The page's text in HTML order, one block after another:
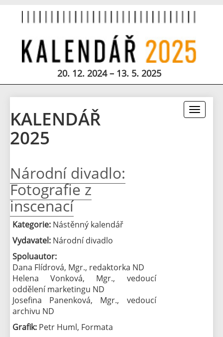
20. 12. 2024 – 13. 5. 2025
Toggle
KALENDÁŘ
2025
Národní divadlo:
Fotografie z
inscenací
Kategorie: Nástěnný kalendář
Vydavatel: Národní divadlo
Spoluautor:
Dana Flídrová, Mgr., redaktorka ND
Helena Vonková, Mgr., vedoucí
oddělení marketingu ND
Josefina Panenková, Mgr., vedoucí
archivu ND
Grafik: Petr Huml, Formata